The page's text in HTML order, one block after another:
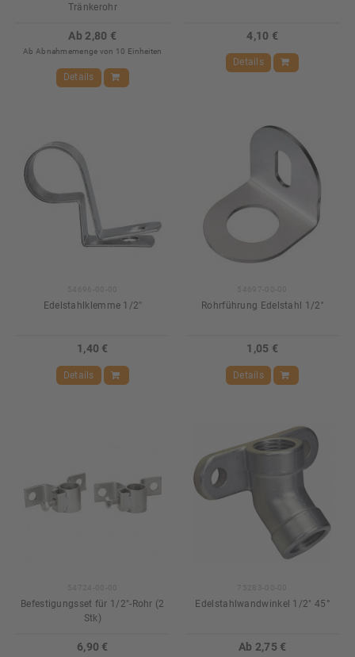
Tränkerohr
Ab 2,80 €
Ab Abnahmemenge von 10 Einheiten
Details
4,10 €
Details
Edelstahlklemme 1/2''
1,40 €
Details
Rohrführung Edelstahl 1/2''
1,05 €
Details
Befestigungsset für 1/2"-Rohr (2
Stk)
6,90 €
Edelstahlwandwinkel 1/2" 45°
Ab 2,75 €